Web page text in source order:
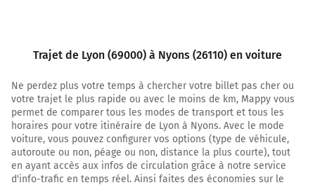
18
VALRÉAS
PIERRELATTE
VIVIERS
Payer 16,70 € (Péage Montelimar S)
157 km
Trajet de Lyon (69000) à Nyons (26110) en voiture
Ne perdez plus votre temps à chercher votre billet pas cher ou
votre trajet le plus rapide ou avec le moins de km, Mappy vous
permet de comparer tous les modes de transport et tous les
horaires pour votre itinéraire de Lyon à Nyons. Avec le mode
voiture, vous pouvez configurer vos options (type de véhicule,
autoroute ou non, péage ou non, distance la plus courte), tout
en ayant accès aux infos de circulation grâce à notre service
d'info-trafic en temps réel. Ainsi faites des économies sur le